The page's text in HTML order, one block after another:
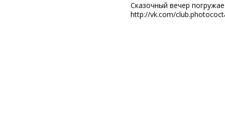
Сказочный вечер
http://vk.com/